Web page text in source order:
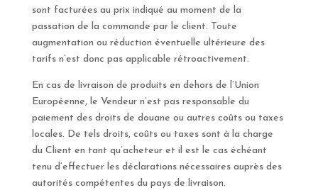
sont facturées au prix indiqué au moment de la
passation de la commande par le client. Toute
augmentation ou réduction éventuelle ultérieure des
tarifs n’est donc pas applicable rétroactivement.
En cas de livraison de produits en dehors de l’Union
Européenne, le Vendeur n’est pas responsable du
paiement des droits de douane ou autres coûts ou taxes
locales. De tels droits, coûts ou taxes sont à la charge
du Client en tant qu’acheteur et il est le cas échéant
tenu d’effectuer les déclarations nécessaires auprès des
autorités compétentes du pays de livraison.